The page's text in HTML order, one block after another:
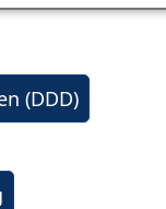
(DDD)